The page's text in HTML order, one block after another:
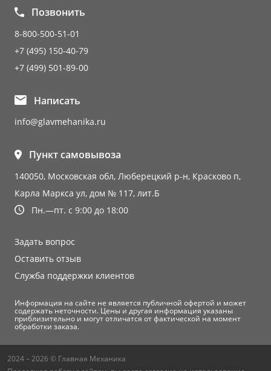
Позвонить
8-800-500-51-01
+7 (495) 150-40-79
+7 (499) 501-89-00
Написать
info@glavmehanika.ru
Пункт самовывоза
140050, Московская обл, Люберецкий р-н, Красково п,
Карла Маркса ул, дом № 117, лит.Б
Пн.—пт. с 9:00 до 18:00
Задать вопрос
Оставить отзыв
Служба поддержки клиентов
Информация на сайте не является публичной офертой и может
содержать неточности. Цены и другая информация указаны
приблизительно и могут отличатся от фактической на момент
обработки заказа.
2024 – 2026 © Главная Механика